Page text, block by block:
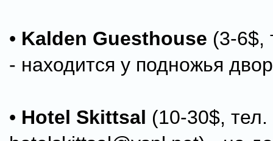
• Kalden Guesthouse (3-6$,
- находится у подножья
• Hotel Skittsal (10-30$,